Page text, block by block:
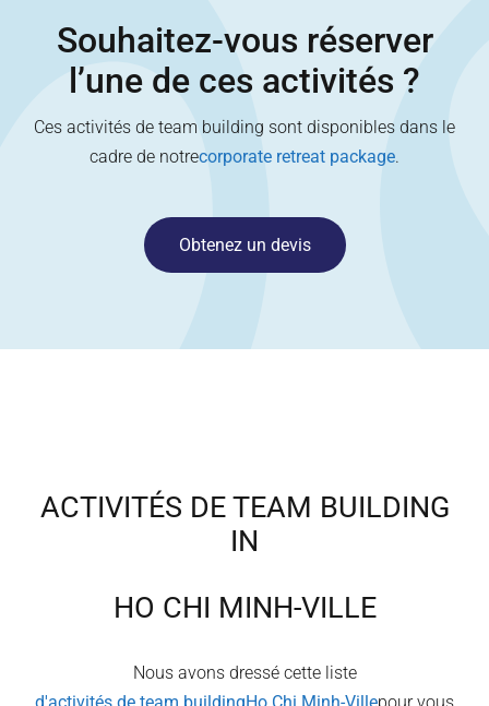
Souhaitez-vous réserver
l’une de ces activités ?
Ces activités de team building sont disponibles dans le
cadre de notrecorporate retreat package.
Obtenez un devis
ACTIVITÉS DE TEAM BUILDING
IN
HO CHI MINH-VILLE
Nous avons dressé cette liste